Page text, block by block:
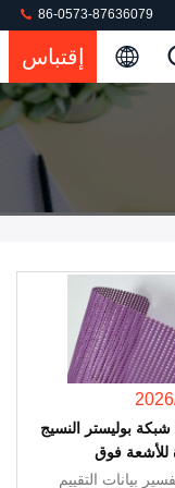
86-0573-87636079
إقتباس
شبكة بوليستر النسيج
للأشعة فوق
القماش المشمع
بيانات التقييم